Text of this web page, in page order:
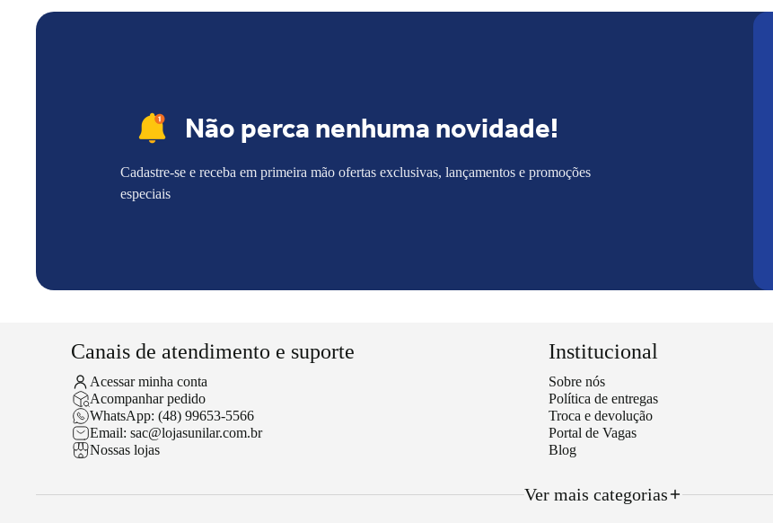
Não perca nenhuma novidade!
Cadastre-se e receba em primeira mão ofertas exclusivas, lançamentos e promoções
especiais
Canais de atendimento e suporte
Acessar minha conta
Acompanhar pedido
WhatsApp: (48) 99653-5566
Email: sac@lojasunilar.com.br
Nossas lojas
Institucional
Sobre nós
Política de entregas
Troca e devolução
Portal de Vagas
Blog
Ver mais categorias